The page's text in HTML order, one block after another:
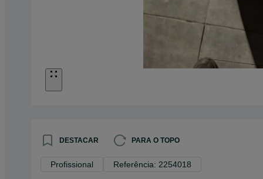
DESTACAR PARA O TOPO
Profissional Referência: 2254018